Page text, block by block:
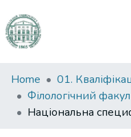
Communities
&
Collections
Home
Філологічний